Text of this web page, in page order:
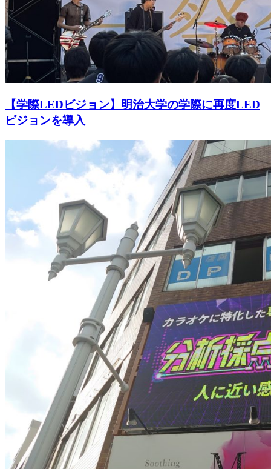
【学際LEDビジョン】明治大学の学際に再度LED
ビジョンを導入